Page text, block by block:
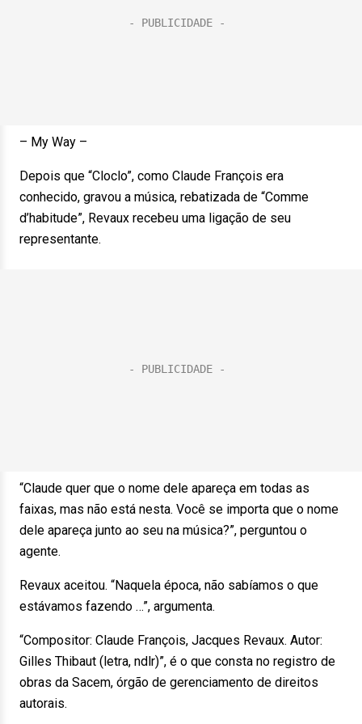
– My Way –
Depois que “Cloclo”, como Claude François era
conhecido, gravou a música, rebatizada de “Comme
d’habitude”, Revaux recebeu uma ligação de seu
representante.
“Claude quer que o nome dele apareça em todas as
faixas, mas não está nesta. Você se importa que o nome
dele apareça junto ao seu na música?”, perguntou o
agente.
Revaux aceitou. “Naquela época, não sabíamos o que
estávamos fazendo …”, argumenta.
“Compositor: Claude François, Jacques Revaux. Autor:
Gilles Thibaut (letra, ndlr)”, é o que consta no registro de
obras da Sacem, órgão de gerenciamento de direitos
autorais.